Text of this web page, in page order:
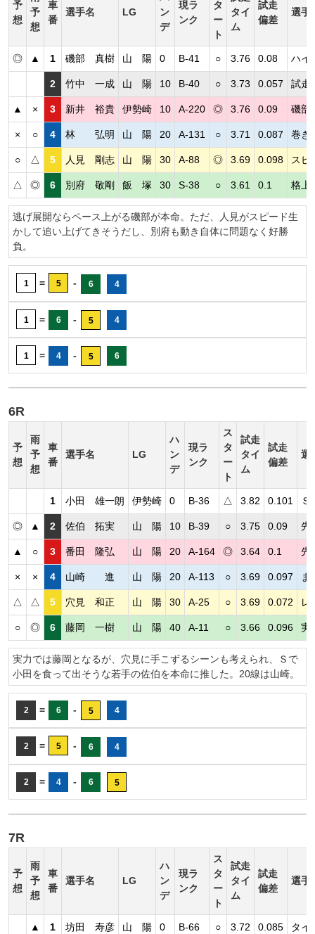
予
想
予
想
車
番
選手名 LG
ン
デ
現ラ
ンク
タ
ー
ト
タイ
ム
試走
偏差
選手
◎ ▲ 1 磯部 真樹 山 陽 0 B-41 ○ 3.76 0.08 ハイ
2 竹中 一成 山 陽 10 B-40 ○ 3.73 0.057 試走
▲ × 3 新井 裕貴 伊勢崎 10 A-220 ◎ 3.76 0.09 磯部
× ○ 4 林 弘明 山 陽 20 A-131 ○ 3.71 0.087 巻き
○ △ 5 人見 剛志 山 陽 30 A-88 ◎ 3.69 0.098 スピ
△ ◎ 6 別府 敬剛 飯 塚 30 S-38 ○ 3.61 0.1 格上
逃げ展開ならペース上がる磯部が本命。ただ、人見がスピード生
かして追い上げてきそうだし、別府も動き自体に問題なく好勝
負。
1 = 5 - 6 4
1 = 6 - 5 4
1 = 4 - 5 6
6R
予
想
雨
予
想
車
番
選手名 LG
ハ
ン
デ
現ラ
ンク
ス
タ
ー
ト
試走
タイ
ム
試走
偏差
選
1 小田 雄一朗 伊勢崎 0 B-36 △ 3.82 0.101 Ｓ
◎ ▲ 2 佐伯 拓実 山 陽 10 B-39 ○ 3.75 0.09 先
▲ ○ 3 番田 隆弘 山 陽 20 A-164 ◎ 3.64 0.1 先
× × 4 山崎 進 山 陽 20 A-113 ○ 3.69 0.097 ま
△ △ 5 穴見 和正 山 陽 30 A-25 ○ 3.69 0.072 レ
○ ◎ 6 藤岡 一樹 山 陽 40 A-11 ○ 3.66 0.096 実
実力では藤岡となるが、穴見に手こずるシーンも考えられ、Ｓで
小田を食って出そうな若手の佐伯を本命に推した。20線は山崎。
2 = 6 - 5 4
2 = 5 - 6 4
2 = 4 - 6 5
7R
予
想
雨
予
想
車
番
選手名 LG
ハ
ン
デ
現ラ
ンク
ス
タ
ー
ト
試走
タイ
ム
試走
偏差
選手
▲ 1 坊田 寿彦 山 陽 0 B-66 ○ 3.72 0.085 タイ